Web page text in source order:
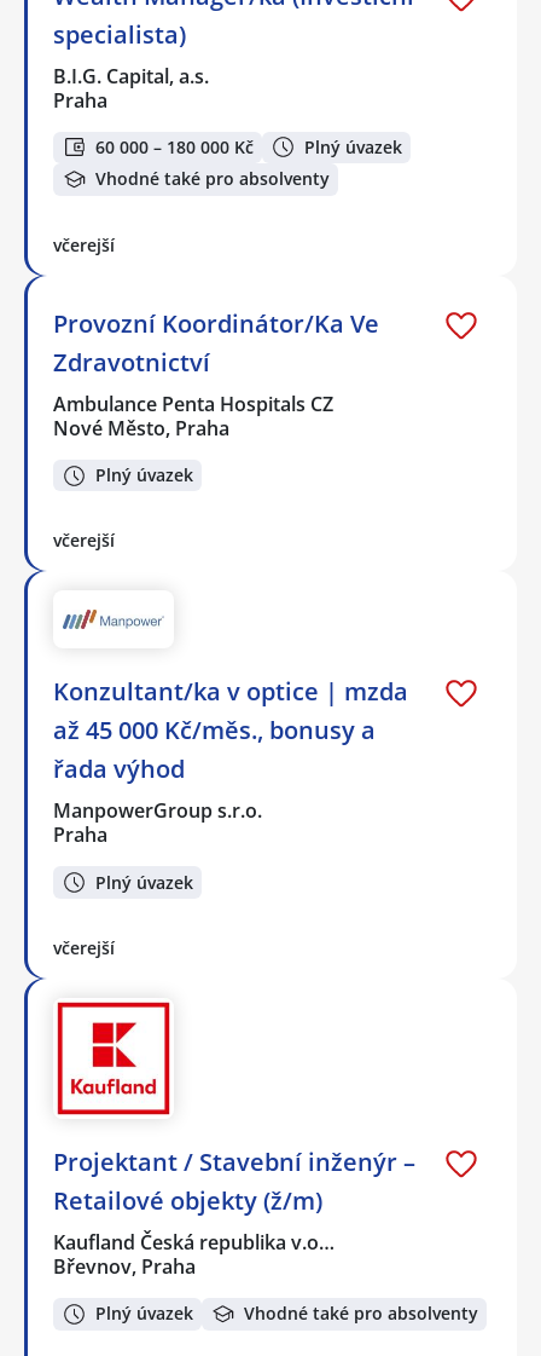
specialista)
B.I.G. Capital, a.s.
Praha
60 000 – 180 000 Kč
Plný úvazek
Vhodné také pro absolventy
včerejší
Provozní Koordinátor/Ka Ve
Zdravotnictví
Ambulance Penta Hospitals CZ
Nové Město, Praha
Plný úvazek
včerejší
Konzultant/ka v optice | mzda
až 45 000 Kč/měs., bonusy a
řada výhod
ManpowerGroup s.r.o.
Praha
Plný úvazek
včerejší
Projektant / Stavební inženýr –
Retailové objekty (ž/m)
Kaufland Česká republika v.o…
Břevnov, Praha
Plný úvazek Vhodné také pro absolventy